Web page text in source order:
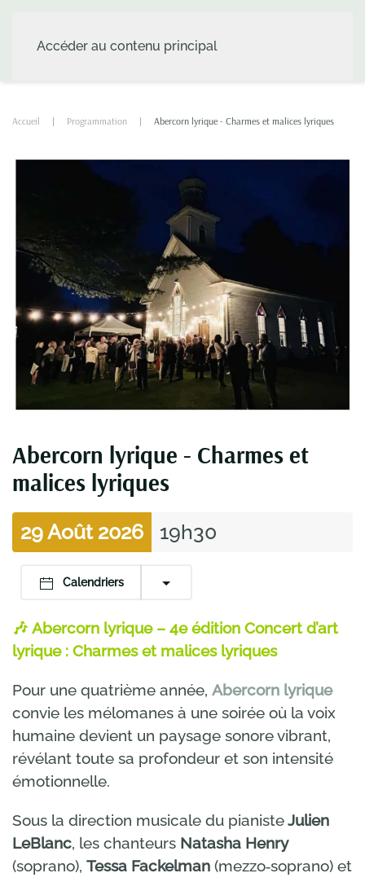
Accéder au contenu principal
Accueil Programmation Abercorn lyrique - Charmes et malices lyriques
Abercorn lyrique - Charmes et
malices lyriques
29 Août 2026 19h30
Calendriers
🎶 Abercorn lyrique – 4e édition Concert d’art
lyrique : Charmes et malices lyriques
Pour une quatrième année, Abercorn lyrique
convie les mélomanes à une soirée où la voix
humaine devient un paysage sonore vibrant,
révélant toute sa profondeur et son intensité
émotionnelle.
Sous la direction musicale du pianisteJulien
LeBlanc, les chanteurs Natasha Henry
(soprano), Tessa Fackelman (mezzo‑soprano) et